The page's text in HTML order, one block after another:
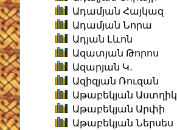
Ադամյան Հայկազ
Ադամյան Նորա
Ադյան Լևոն
Ազատյան Թորոս
Ազարյան Կ․
Ազիզյան Ռուզան
Աթաբեկյան Աստղիկ
Աթաբեկյան Արփի
Աթաբեկյան Ներսես